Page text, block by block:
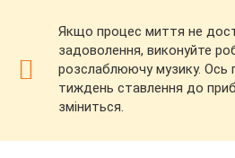
Якщо процес миття не
задоволення, виконуйте
розслаблюючу музику. Ось
тиждень ставлення до
зміниться.